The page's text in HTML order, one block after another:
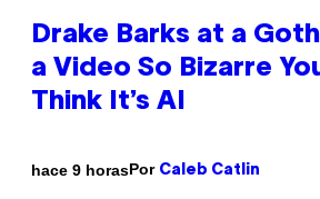
Drake Barks at a
a Video So Bizarre
Think It’s AI
hace 9 horasPor Caleb Catlin